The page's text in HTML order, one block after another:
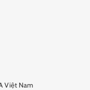
Việt Nam